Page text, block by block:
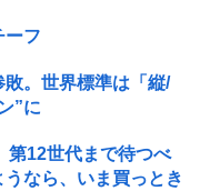
ーフ
敗。世界標準は「縦/
”に
第12世代まで待つべ
なら、いま買っとき